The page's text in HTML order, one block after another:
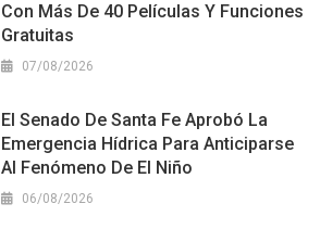
Con Más De 40 Películas Y Funciones
Gratuitas
07/08/2026
El Senado De Santa Fe Aprobó La
Emergencia Hídrica Para Anticiparse
Al Fenómeno De El Niño
06/08/2026